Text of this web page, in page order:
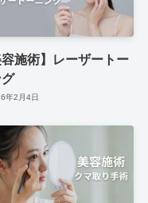
容施術】レーザートー
年2月4日